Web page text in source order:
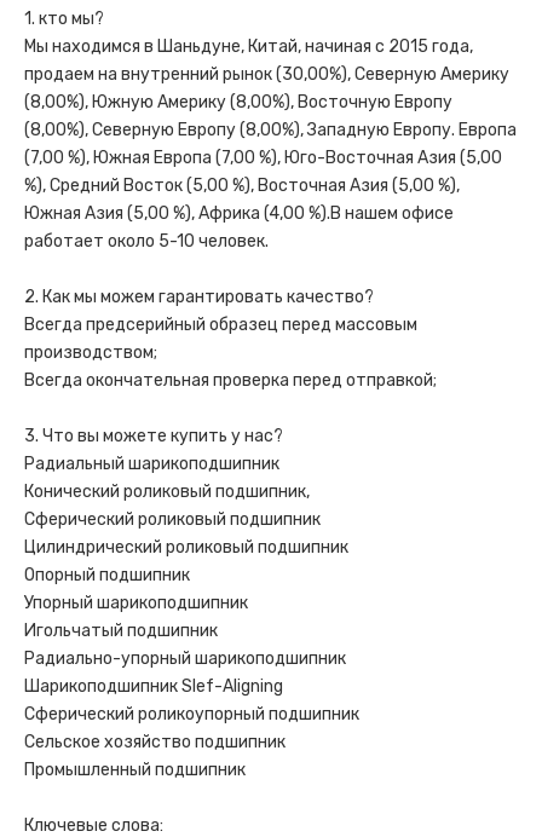
1. кто мы?
Мы находимся в Шаньдуне, Китай, начиная с 2015 года,
продаем на внутренний рынок (30,00%), Северную Америку
(8,00%), Южную Америку (8,00%), Восточную Европу
(8,00%), Северную Европу (8,00%), Западную Европу. Европа
(7,00 %), Южная Европа (7,00 %), Юго-Восточная Азия (5,00
%), Средний Восток (5,00 %), Восточная Азия (5,00 %),
Южная Азия (5,00 %), Африка (4,00 %).В нашем офисе
работает около 5-10 человек.
2. Как мы можем гарантировать качество?
Всегда предсерийный образец перед массовым
производством;
Всегда окончательная проверка перед отправкой;
3. Что вы можете купить у нас?
Радиальный шарикоподшипник
Конический роликовый подшипник,
Сферический роликовый подшипник
Цилиндрический роликовый подшипник
Опорный подшипник
Упорный шарикоподшипник
Игольчатый подшипник
Радиально-упорный шарикоподшипник
Шарикоподшипник Slef-Aligning
Сферический роликоупорный подшипник
Сельское хозяйство подшипник
Промышленный подшипник
Ключевые слова: